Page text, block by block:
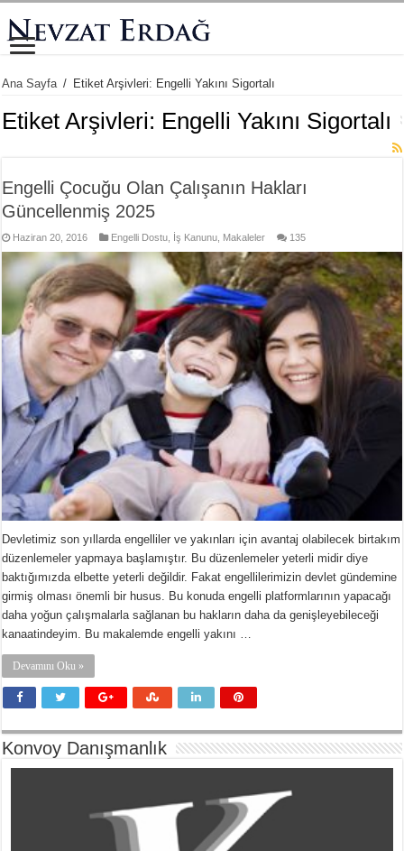
Ana Sayfa / Etiket Arşivleri: Engelli Yakını Sigortalı
Etiket Arşivleri: Engelli Yakını Sigortalı
Engelli Çocuğu Olan Çalışanın Hakları
Güncellenmiş 2025
Haziran 20, 2016 Engelli Dostu İş Kanunu Makaleler 135
Devletimiz son yıllarda engelliler ve yakınları için avantaj olabilecek birtakım
düzenlemeler yapmaya başlamıştır. Bu düzenlemeler yeterli midir diye
baktığımızda elbette yeterli değildir. Fakat engellilerimizin devlet gündemine
girmiş olması önemli bir husus. Bu konuda engelli platformlarının yapacağı
daha yoğun çalışmalarla sağlanan bu hakların daha da genişleyebileceği
kanaatindeyim. Bu makalemde engelli yakını …
Devamını Oku »
Konvoy Danışmanlık